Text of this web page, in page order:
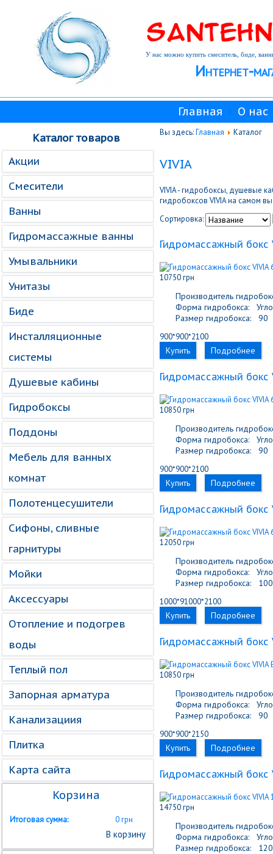
Интернет-
У нас можно купить смеситель, биде,
Главная О нас
Каталог товаров
Акции
Смесители
Ванны
Гидромассажные ванны
Умывальники
Унитазы
Биде
Инсталляционные
системы
Душевые кабины
Гидробоксы
Поддоны
Мебель для ванных
комнат
Полотенцесушители
Сифоны, сливные
гарнитуры
Мойки
Аксессуары
Отопление и подогрев
воды
Теплый пол
Запорная арматура
Канализациия
Плитка
Карта сайта
Корзина
Итоговая сумма: 0 грн
В корзину
Вы здесь:Главная Каталог
VIVIA
VIVIA - гидробоксы, душевые
гидробоксов VIVIA на самом
Сортировка:
Гидромассажный бокс
10750 грн
Производитель
Форма гидробокса:
Размер гидробокса:
90
900*900*2100
Купить Подробнее
Гидромассажный бокс
10850 грн
Производитель
Форма гидробокса:
Размер гидробокса:
90
900*900*2100
Купить Подробнее
Гидромассажный бокс
12050 грн
Производитель
Форма гидробокса:
Размер гидробокса:
100
1000*91000*2100
Купить Подробнее
Гидромассажный бокс
10850 грн
Производитель
Форма гидробокса:
Размер гидробокса:
90
900*900*2150
Купить Подробнее
Гидромассажный бокс
14750 грн
Производитель
Форма гидробокса:
Размер гидробокса:
120